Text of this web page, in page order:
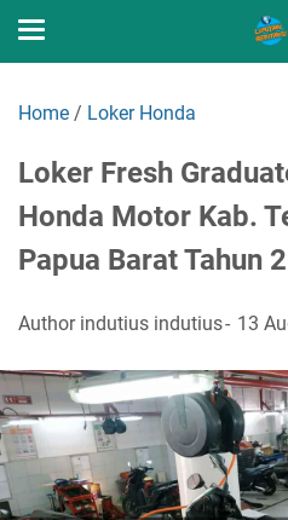
Home / Loker Honda
Loker Fresh
Honda Motor Kab.
Papua Barat Tahun
Author indutius indutius 13